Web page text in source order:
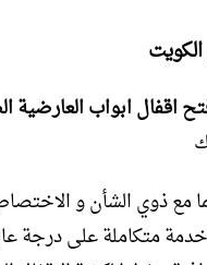
اقفال ابواب العارضية
مع ذوي الشأن و
متكاملة على درجة